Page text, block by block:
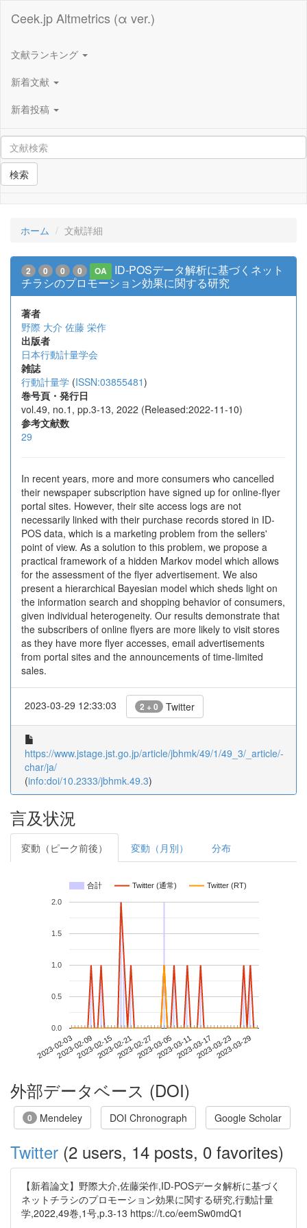
Ceek.jp Altmetrics (α ver.)
文献ランキング
新着文献
新着投稿
検索
ホーム 文献詳細
2 0 0 0 OA
ID-POSデータ解析に基づくネット
チラシのプロモーション効果に関する研究
著者
野際 大介 佐藤 栄作
出版者
日本行動計量学会
雑誌
行動計量学 (ISSN:03855481)
巻号頁・発行日
vol.49, no.1, pp.3-13, 2022 (Released:2022-11-10)
参考文献数
29
In recent years, more and more consumers who cancelled
their newspaper subscription have signed up for online-flyer
portal sites. However, their site access logs are not
necessarily linked with their purchase records stored in ID-
POS data, which is a marketing problem from the sellers'
point of view. As a solution to this problem, we propose a
practical framework of a hidden Markov model which allows
for the assessment of the flyer advertisement. We also
present a hierarchical Bayesian model which sheds light on
the information search and shopping behavior of consumers,
given individual heterogeneity. Our results demonstrate that
the subscribers of online flyers are more likely to visit stores
as they have more flyer accesses, email advertisements
from portal sites and the announcements of time-limited
sales.
2023-03-29 12:33:03 2 + 0 Twitter
https://www.jstage.jst.go.jp/article/jbhmk/49/1/49_3/_article/-
char/ja/
(info:doi/10.2333/jbhmk.49.3)
言及状況
変動（ピーク前後） 変動（月別） 分布
合計 Twitter (通常) Twitter (RT)
2023-02-032023-02-092023-02-152023-02-212023-02-272023-03-052023-03-112023-03-172023-03-232023-03-29
0.0
0.5
1.0
1.5
2.0
外部データベース (DOI)
0 Mendeley DOI Chronograph Google Scholar
Twitter (2 users, 14 posts, 0 favorites)
【新着論文】野際大介,佐藤栄作,ID-POSデータ解析に基づく
ネットチラシのプロモーション効果に関する研究,行動計量
学,2022,49巻,1号,p.3-13 https://t.co/eemSw0mdQ1